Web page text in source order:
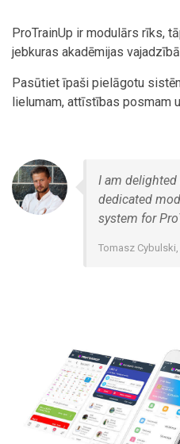
ProTrainUp ir modulārs rīks,
jebkuras akadēmijas
Pasūtiet īpaši pielāgotu
lielumam, attīstības posmam
I am delighted
dedicated
system for
Tomasz Cybulski,